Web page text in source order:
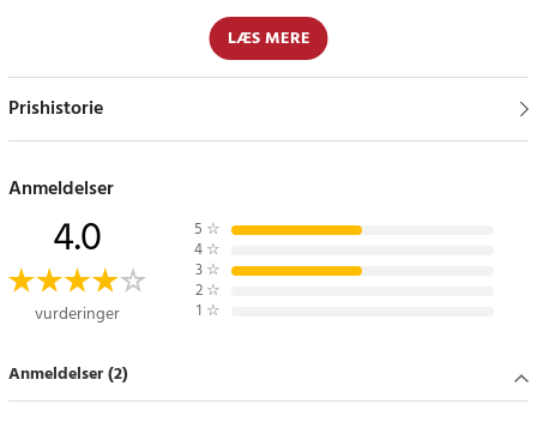
Så frø i april i koldbænk eller i maj direkte i jorden. Planten når en
højde på 25-35 cm og blomstrer fra juni til oktober. Perfekt til at
skabe livlige og farverige arrangementer i din have.
- Højde: 25-35 cm
- Såtid: April til maj
- Blomstringstid: Juni til oktober
- Planteafstand: 20 x 20-35 cm
LÆS MERE
Prishistorie
Anmeldelser
4.0
vurderinger
5 ☆
4 ☆
3 ☆
2 ☆
1 ☆
Anmeldelser (2)